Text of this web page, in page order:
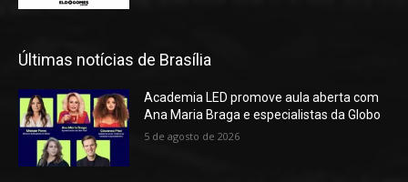
Últimas notícias de Brasília
Academia LED promove aula aberta com
Ana Maria Braga e especialistas da Globo
5 de agosto de 2026